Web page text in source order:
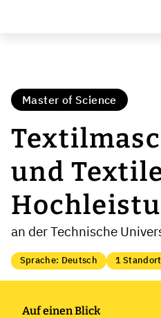
Master of Science
und
an der Technische
Sprache: Deutsch 1 Standort
Auf einen Blick